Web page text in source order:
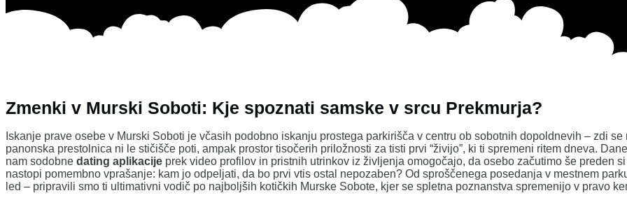
Zmenki v Murski Soboti: Kje spoznati samske v srcu Prekmurja?
Iskanje prave osebe v Murski Soboti je včasih podobno iskanju prostega parkirišča v centru ob sobotnih dopoldnevih – zdi
panonska prestolnica ni le stičišče poti, ampak prostor tisočerih priložnosti za tisti prvi “živijo”, ki ti spremeni ritem dneva.
nam sodobne dating aplikacije prek video profilov in pristnih utrinkov iz življenja omogočajo, da osebo začutimo še preden
nastopi pomembno vprašanje: kam jo odpeljati, da bo prvi vtis ostal nepozaben? Od sproščenega posedanja v mestnem
led – pripravili smo ti ultimativni vodič po najboljših kotičkih Murske Sobote, kjer se spletna poznanstva spremenijo v pravo